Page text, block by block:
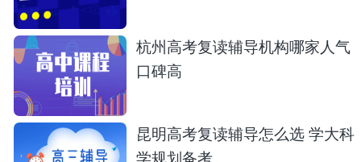
杭州高考复读辅导机构哪家人气
口碑高
昆明高考复读辅导怎么选 学大科
学规划备考